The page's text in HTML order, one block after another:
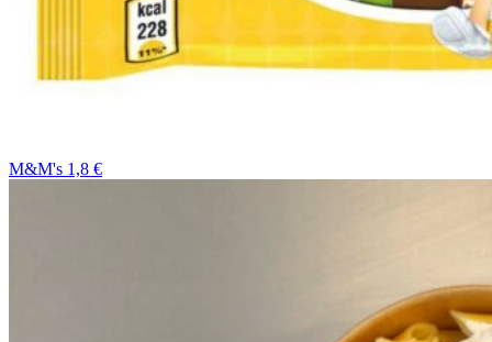
M&M's 1,8 €